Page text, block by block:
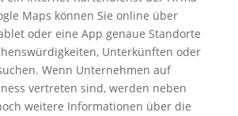
Maps können Sie online über
oder eine App genaue Standorte
Unterkünften oder
Wenn Unternehmen auf
vertreten sind, werden neben
weitere Informationen über die